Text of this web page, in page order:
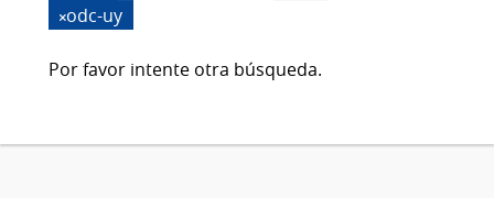
odc-uy
Por favor intente otra búsqueda.